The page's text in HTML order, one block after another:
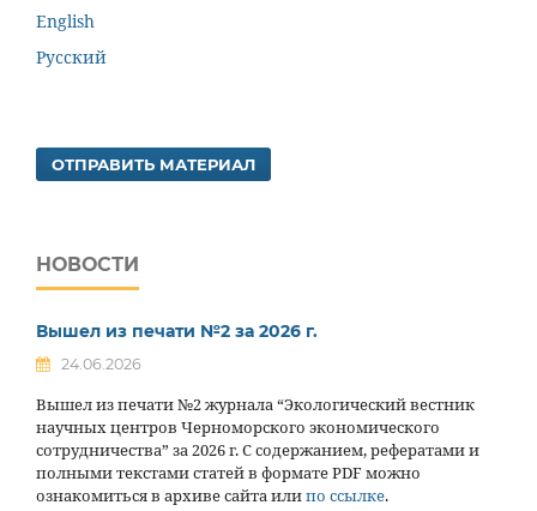
English
Русский
ОТПРАВИТЬ МАТЕРИАЛ
НОВОСТИ
Вышел из печати №2 за 2026 г.
24.06.2026
Вышел из печати №2 журнала “Экологический вестник
научных центров Черноморского экономического
сотрудничества” за 2026 г. С содержанием, рефератами и
полными текстами статей в формате PDF можно
ознакомиться в архиве сайта илипо ссылке.